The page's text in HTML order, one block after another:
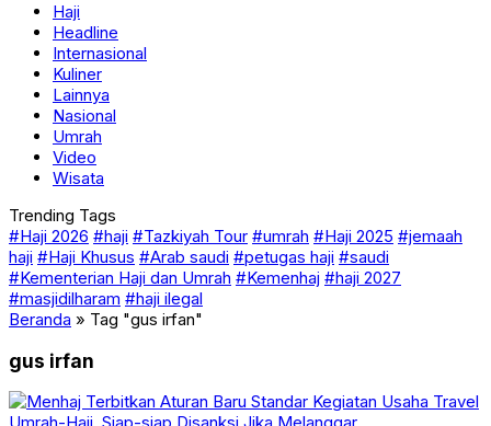
Haji
Headline
Internasional
Kuliner
Lainnya
Nasional
Umrah
Video
Wisata
Trending Tags
#Haji 2026 #haji #Tazkiyah Tour #umrah #Haji 2025 #jemaah
haji #Haji Khusus #Arab saudi #petugas haji #saudi
#Kementerian Haji dan Umrah #Kemenhaj #haji 2027
#masjidilharam #haji ilegal
Beranda » Tag "gus irfan"
gus irfan